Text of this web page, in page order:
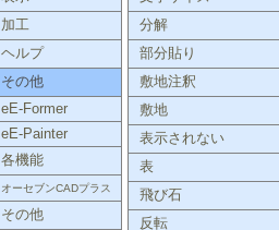
加工
ヘルプ
その他
eE-Former
eE-Painter
各機能
オーセブンCADプラス
その他
分解
部分貼り
敷地注釈
敷地
表示されない
表
飛び石
反転